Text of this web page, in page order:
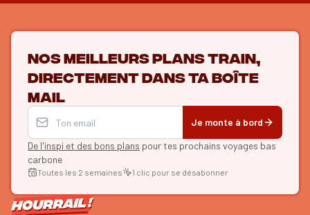
Nos meilleurs plans train,
directement dans ta boîte
mail
Je monte à bord
De l'inspi et des bons plans pour tes prochains voyages bas
carbone
Toutes les 2 semaines 1 clic pour se désabonner